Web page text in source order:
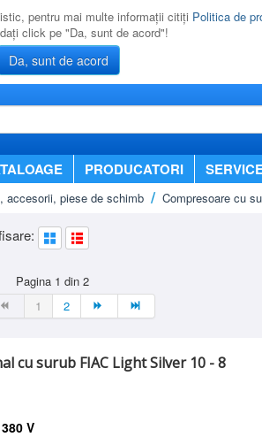
pentru mai multe informaţii citiţi Politica de
click pe "Da, sunt de acord"!
Da, sunt de acord
PRODUCATORI
accesorii, piese de schimb Compresoare cu
Pagina 1 din 2
1
2
cu surub FIAC Light Silver 10 - 8
380 V